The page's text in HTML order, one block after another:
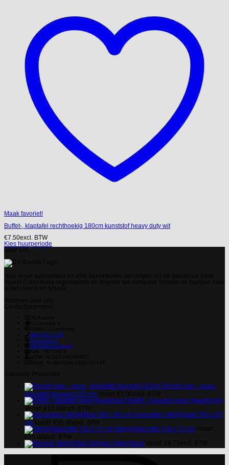
Maak favoriet!
Buffet-, klaptafel rechthoekig 180cm kunststof heavy duty wit
€7.50excl. BTW
Kies huurperiode
085 303 7179
ds-events.nl
info@ds-events.nl
Ronde klap-, vouw-,
plooitafel banquet 120 cm
Buffet-, klaptafel wave (kwartrond)
Voorzetbar StelligStaal 300 x 80
cm
StelligStaal tafel 136 x 72 cm
Barkruk StelligStaal